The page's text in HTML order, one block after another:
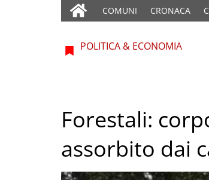
COMUNI CRONACA
POLITICA & ECONOMIA
Forestali:
assorbito dai